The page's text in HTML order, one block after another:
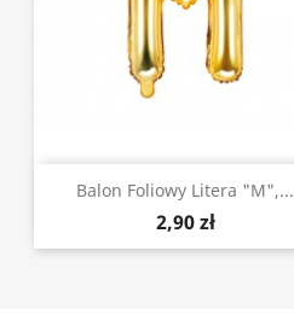
Balon Foliowy Litera "M",...
2,90 zł